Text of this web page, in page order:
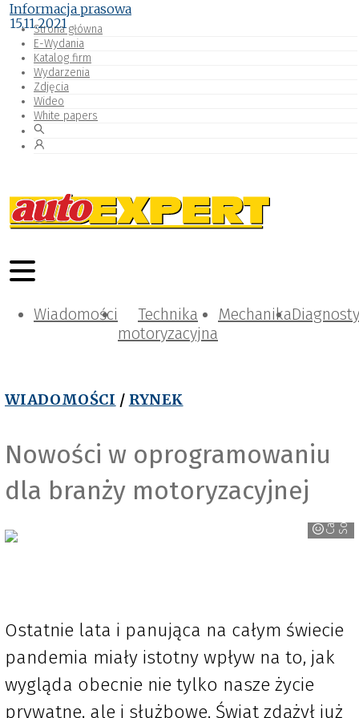
Strona główna
E-Wydania
Katalog firm
Wydarzenia
Zdjęcia
Wideo
White papers
Wiadomości
Technika
motoryzacyjna
Mechanika
WIADOMOŚCI / RYNEK
Nowości w oprogramowaniu
dla branży motoryzacyjnej
C
a
ir
o
S
o
ft
Informacja prasowa
15.11.2021
Ostatnie lata i panująca na całym świecie
pandemia miały istotny wpływ na to, jak
wygląda obecnie nie tylko nasze życie
prywatne, ale i służbowe. Świat zdążył już